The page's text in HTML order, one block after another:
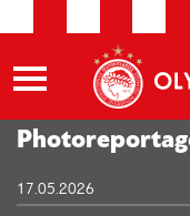
17.05.2026